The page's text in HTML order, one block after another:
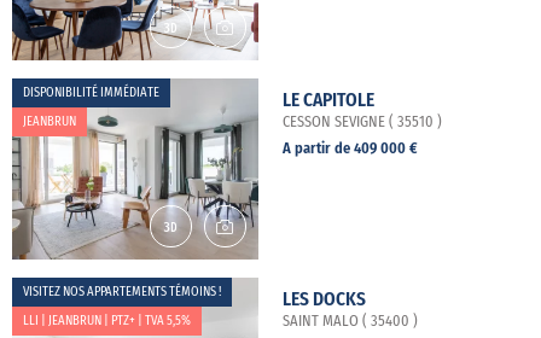
DISPONIBILITÉ IMMÉDIATE
JEANBRUN
LE CAPITOLE
CESSON SEVIGNE ( 35510 )
A partir de 409 000 €
VISITEZ NOS APPARTEMENTS TÉMOINS !
LLI | JEANBRUN | PTZ+ | TVA 5,5%
LES DOCKS
SAINT MALO ( 35400 )